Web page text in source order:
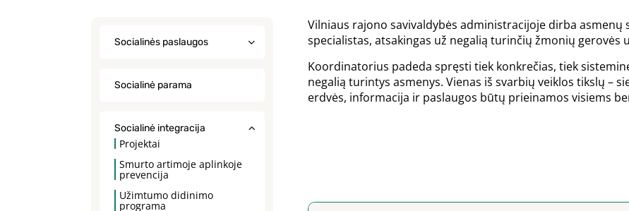
Socialinės paslaugos
Socialinė parama
Socialinė integracija
Projektai
Smurto artimoje aplinkoje
prevencija
Užimtumo didinimo
programa
Vilniaus rajono savivaldybės administracijoje dirba
specialistas, atsakingas už negalią turinčių žmonių gerovės
Koordinatorius padeda spręsti tiek konkrečias, tiek
negalią turintys asmenys. Vienas iš svarbių veiklos tikslų –
erdvės, informacija ir paslaugos būtų prieinamos visiems